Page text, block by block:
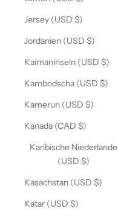
Jersey (USD $)
Jordanien (USD $)
Kaimaninseln (USD $)
Kambodscha (USD $)
Kamerun (USD $)
Kanada (CAD $)
Karibische Niederlande
(USD $)
Kasachstan (USD $)
Katar (USD $)